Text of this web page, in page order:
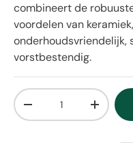
combineert de
voordelen van
onderhoudsvriendelijk,
vorstbestendig.
Aantal
Verlaag de hoeveelheid